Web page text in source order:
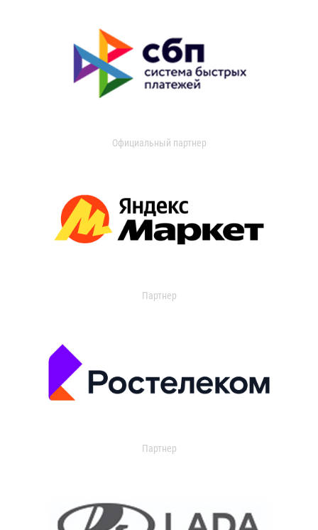
Официальный партнер
Партнер
Партнер